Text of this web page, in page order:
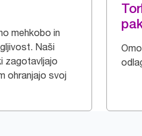
mehkobo in
Naši
zagotavljajo
ohranjajo svoj